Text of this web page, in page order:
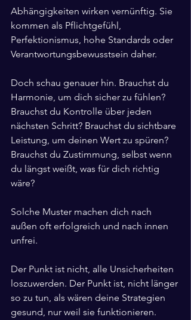
Abhängigkeiten wirken vernünftig. Sie
kommen als Pflichtgefühl,
Perfektionismus, hohe Standards oder
Verantwortungsbewusstsein daher.
Doch schau genauer hin. Brauchst du
Harmonie, um dich sicher zu fühlen?
Brauchst du Kontrolle über jeden
nächsten Schritt? Brauchst du sichtbare
Leistung, um deinen Wert zu spüren?
Brauchst du Zustimmung, selbst wenn
du längst weißt, was für dich richtig
wäre?
Solche Muster machen dich nach
außen oft erfolgreich und nach innen
unfrei.
Der Punkt ist nicht, alle Unsicherheiten
loszuwerden. Der Punkt ist, nicht länger
so zu tun, als wären deine Strategien
gesund, nur weil sie funktionieren.